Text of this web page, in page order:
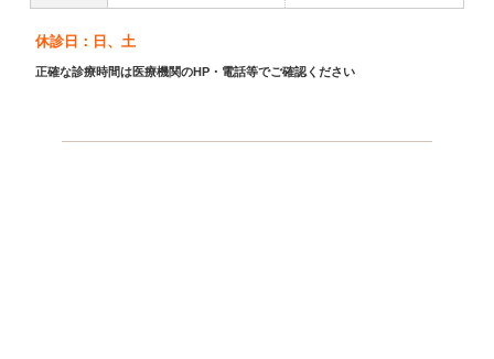
休診日：日、土
正確な診療時間は医療機関のHP・電話等でご確認ください